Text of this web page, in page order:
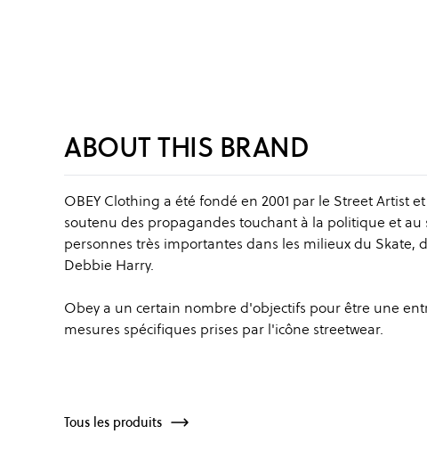
ABOUT THIS BRAND
OBEY Clothing a été fondé en 2001 par le Street Artist
soutenu des propagandes touchant à la politique et au
personnes très importantes dans les milieux du Skate,
Debbie Harry.
Obey a un certain nombre d'objectifs pour être une
mesures spécifiques prises par l'icône streetwear.
Tous les produits